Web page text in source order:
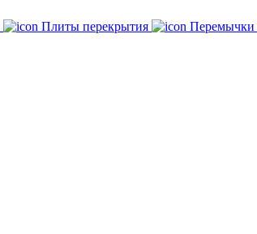
Плиты перекрытия Перемычки